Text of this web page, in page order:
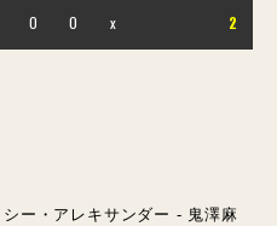
0 0 x 2
ー・アレキサンダー - 鬼澤麻